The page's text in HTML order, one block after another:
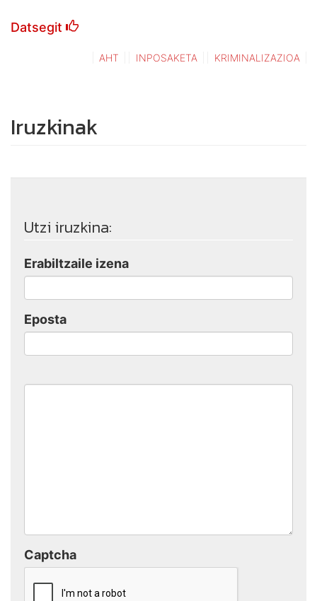
Datsegit
AHT INPOSAKETA KRIMINALIZAZIOA
Iruzkinak
Utzi iruzkina:
Erabiltzaile izena
Eposta
Captcha